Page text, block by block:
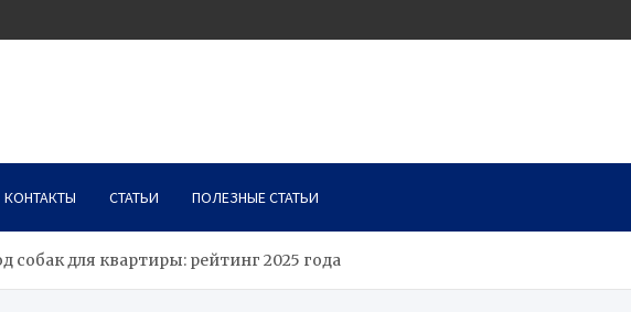
КОНТАКТЫ СТАТЬИ ПОЛЕЗНЫЕ СТАТЬИ
собак для квартиры: рейтинг 2025 года